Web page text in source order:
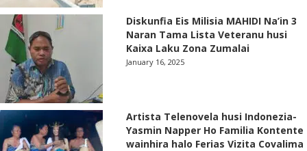
Diskunfia Eis Milisia MAHIDI Na’in 3
Naran Tama Lista Veteranu husi
Kaixa Laku Zona Zumalai
January 16, 2025
Artista Telenovela husi Indonezia-
Yasmin Napper Ho Familia Kontente
wainhira halo Ferias Vizita Covalima